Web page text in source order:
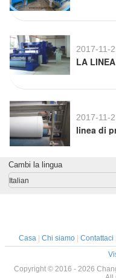
2017-11-
LA
2017-11-
linea di
Cambi la lingua
Italian
Casa Chi siamo Contattaci
Copyright © 2016 - 2026